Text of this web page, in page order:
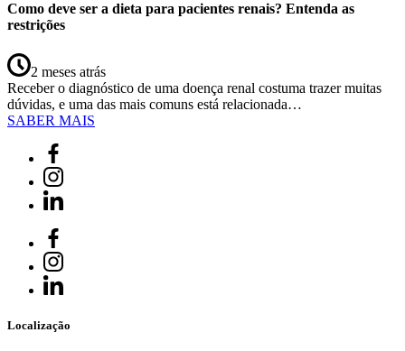
Como deve ser a dieta para pacientes renais? Entenda as
restrições
2 meses atrás
Receber o diagnóstico de uma doença renal costuma trazer muitas
dúvidas, e uma das mais comuns está relacionada…
SABER MAIS
Localização